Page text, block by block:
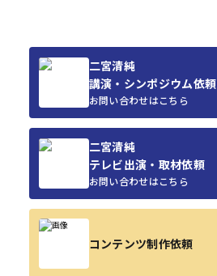
二宮清純
講演・シンポジウム依頼
お問い合わせはこちら
二宮清純
テレビ出演・取材依頼
お問い合わせはこちら
コンテンツ制作依頼